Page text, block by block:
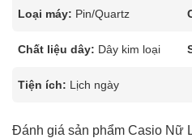
Loại máy: Pin/Quartz
Chất liệu dây: Dây kim loại
Tiện ích: Lịch ngày
Đánh giá sản phẩm Casio Nữ